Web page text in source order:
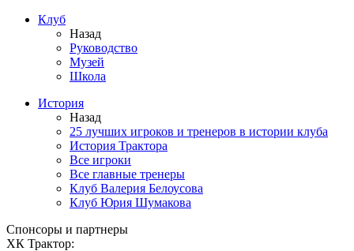
Клуб
Назад
Руководство
Музей
Школа
История
Назад
25 лучших игроков и тренеров в истории клуба
История Трактора
Все игроки
Все главные тренеры
Клуб Валерия Белоусова
Клуб Юрия Шумакова
Спонсоры и партнеры
ХК Трактор: